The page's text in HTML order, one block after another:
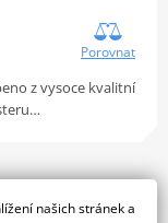
Porovnat
z vysoce kvalitní
našich stránek a